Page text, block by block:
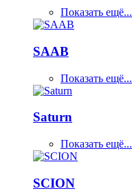
Показать ещё...
SAAB
Показать ещё...
Saturn
Показать ещё...
SCION